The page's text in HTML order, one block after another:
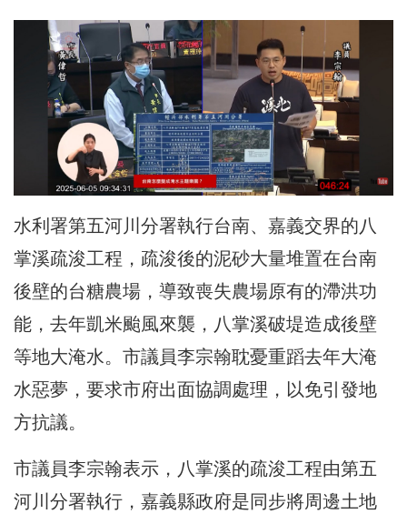
水利署第五河川分署執行台南、嘉義交界的八
掌溪疏浚工程，疏浚後的泥砂大量堆置在台南
後壁的台糖農場，導致喪失農場原有的滯洪功
能，去年凱米颱風來襲，八掌溪破堤造成後壁
等地大淹水。市議員李宗翰耽憂重蹈去年大淹
水惡夢，要求市府出面協調處理，以免引發地
方抗議。
市議員李宗翰表示，八掌溪的疏浚工程由第五
河川分署執行，嘉義縣政府是同步將周邊土地